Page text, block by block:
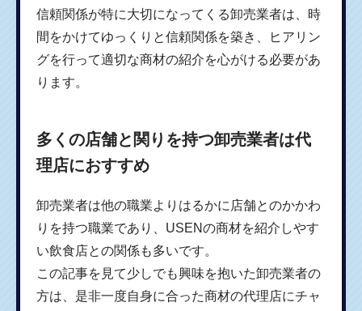
信頼関係が特に大切になってくる卸売業者は、時
間をかけてゆっくりと信頼関係を築き、ヒアリン
グを行って適切な商材の紹介を心がける必要があ
ります。
多くの店舗と関りを持つ卸売業者は代
理店におすすめ
卸売業者は他の職業よりはるかに店舗とのかかわ
りを持つ職業であり、USENの商材を紹介しやす
い飲食店との関係も多いです。
この記事を見て少しでも興味を抱いた卸売業者の
方は、是非一度自身に合った商材の代理店にチャ